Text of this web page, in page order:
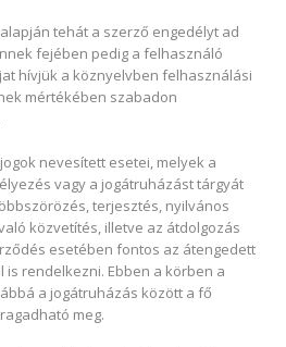
tehát a szerző engedélyt ad
fejében pedig a felhasználó
hívjük a köznyelvben felhasználási
mértékében szabadon
nevesített esetei, melyek a
vagy a jogátruházást tárgyát
terjesztés, nyilvános
közvetítés, illetve az átdolgozás
esetében fontos az átengedett
rendelkezni. Ebben a körben a
a jogátruházás között a fő
meg.